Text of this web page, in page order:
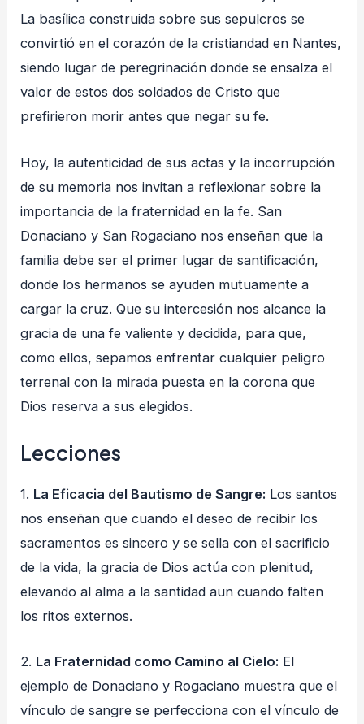
La basílica construida sobre sus sepulcros se
convirtió en el corazón de la cristiandad en Nantes,
siendo lugar de peregrinación donde se ensalza el
valor de estos dos soldados de Cristo que
prefirieron morir antes que negar su fe.
Hoy, la autenticidad de sus actas y la incorrupción
de su memoria nos invitan a reflexionar sobre la
importancia de la fraternidad en la fe. San
Donaciano y San Rogaciano nos enseñan que la
familia debe ser el primer lugar de santificación,
donde los hermanos se ayuden mutuamente a
cargar la cruz. Que su intercesión nos alcance la
gracia de una fe valiente y decidida, para que,
como ellos, sepamos enfrentar cualquier peligro
terrenal con la mirada puesta en la corona que
Dios reserva a sus elegidos.
Lecciones
1. La Eficacia del Bautismo de Sangre: Los santos
nos enseñan que cuando el deseo de recibir los
sacramentos es sincero y se sella con el sacrificio
de la vida, la gracia de Dios actúa con plenitud,
elevando al alma a la santidad aun cuando falten
los ritos externos.
2. La Fraternidad como Camino al Cielo: El
ejemplo de Donaciano y Rogaciano muestra que el
vínculo de sangre se perfecciona con el vínculo de